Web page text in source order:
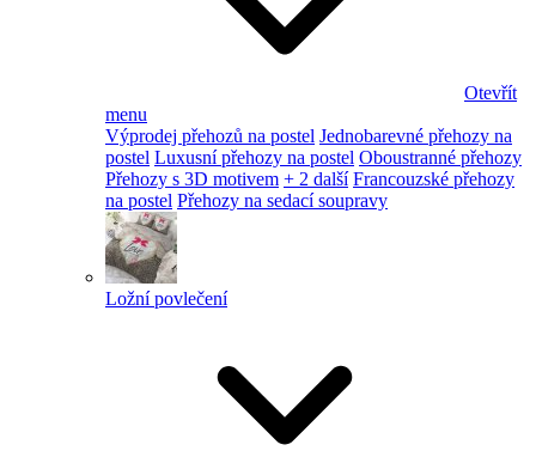
Otevřít
menu
Výprodej přehozů na postel Jednobarevné přehozy na
postel Luxusní přehozy na postel Oboustranné přehozy
Přehozy s 3D motivem + 2 další Francouzské přehozy
na postel Přehozy na sedací soupravy
Ložní povlečení